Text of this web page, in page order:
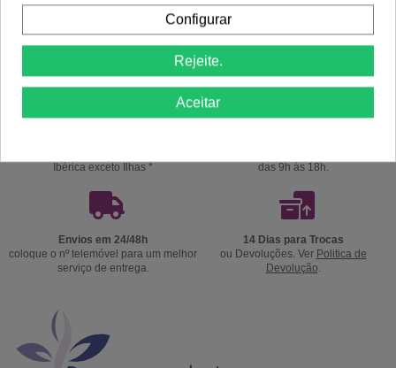
Comprar Comprar
Ibérica exceto Ilhas *
das 9h às 18h.
Envios em 24/48h
coloque o nº telemóvel para um melhor
serviço de entrega.
14 Dias para Trocas
ou Devoluções. Ver Politica de
Devolução.
Configurar
Rejeite.
Aceitar